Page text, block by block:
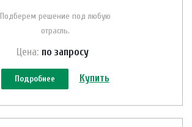
Подберем решение под любую
отрасль.
Цена: по запросу
Подробнее Купить